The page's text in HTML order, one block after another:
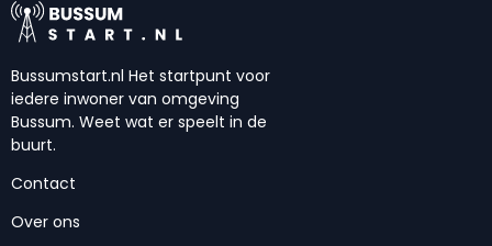
Bussumstart.nl Het startpunt voor
iedere inwoner van omgeving
Bussum. Weet wat er speelt in de
buurt.
Contact
Over ons